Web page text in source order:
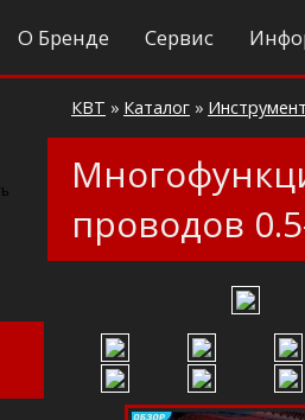
О Бренде Сервис
КВТ » Каталог »
проводов